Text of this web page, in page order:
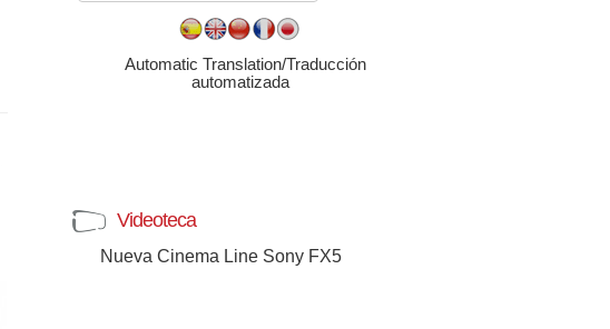
Automatic Translation/Traducción
automatizada
Videoteca
Nueva Cinema Line Sony FX5